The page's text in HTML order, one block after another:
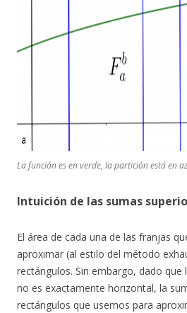
La función es en verde, la partición está en
Intuición de las sumas
El área de cada una de las franjas
aproximar (al estilo del método
rectángulos. Sin embargo, dado que
no es exactamente horizontal, la
rectángulos que usemos para